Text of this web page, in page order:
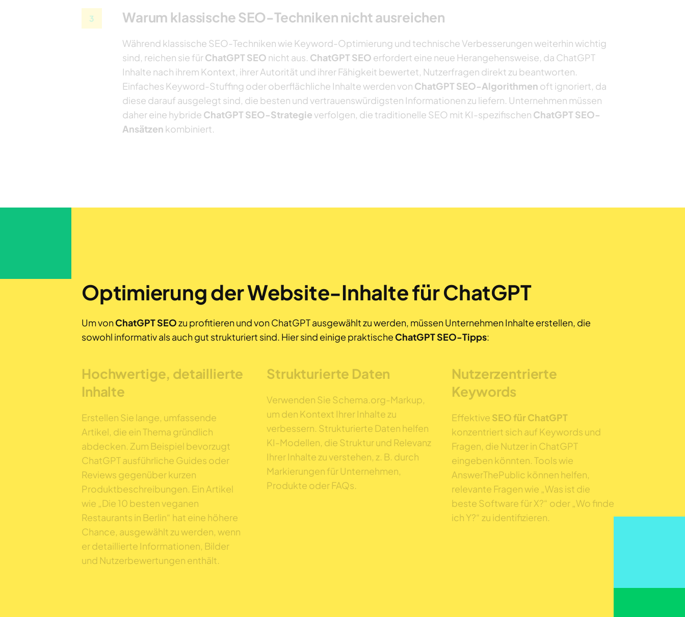
Warum klassische SEO-Techniken nicht ausreichen
Während klassische SEO-Techniken wie Keyword-Optimierung und technische Verbesserungen weiterhin wichtig
sind, reichen sie fürChatGPT SEO nicht aus. ChatGPT SEO erfordert eine neue Herangehensweise, da ChatGPT
Inhalte nach ihrem Kontext, ihrer Autorität und ihrer Fähigkeit bewertet, Nutzerfragen direkt zu beantworten.
Einfaches Keyword-Stuffing oder oberflächliche Inhalte werden von ChatGPT SEO-Algorithmen oft ignoriert, da
diese darauf ausgelegt sind, die besten und vertrauenswürdigsten Informationen zu liefern. Unternehmen müssen
daher eine hybride ChatGPT SEO-Strategie verfolgen, die traditionelle SEO mit KI-spezifischen ChatGPT SEO-
Ansätzen kombiniert.
Optimierung der Website-Inhalte für ChatGPT
Um vonChatGPT SEOzu profitieren und von ChatGPT ausgewählt zu werden, müssen Unternehmen Inhalte erstellen, die
sowohl informativ als auch gut strukturiert sind. Hier sind einige praktische ChatGPT SEO-Tipps:
Hochwertige, detaillierte
Inhalte
Erstellen Sie lange, umfassende
Artikel, die ein Thema gründlich
abdecken. Zum Beispiel bevorzugt
ChatGPT ausführliche Guides oder
Reviews gegenüber kurzen
Produktbeschreibungen. Ein Artikel
wie „Die 10 besten veganen
Restaurants in Berlin“ hat eine höhere
Chance, ausgewählt zu werden, wenn
er detaillierte Informationen, Bilder
und Nutzerbewertungen enthält.
Strukturierte Daten
Verwenden Sie Schema.org-Markup,
um den Kontext Ihrer Inhalte zu
verbessern. Strukturierte Daten helfen
KI-Modellen, die Struktur und Relevanz
Ihrer Inhalte zu verstehen, z. B. durch
Markierungen für Unternehmen,
Produkte oder FAQs.
Nutzerzentrierte
Keywords
Effektive SEO für ChatGPT
konzentriert sich auf Keywords und
Fragen, die Nutzer in ChatGPT
eingeben könnten. Tools wie
AnswerThePublic können helfen,
relevante Fragen wie „Was ist die
beste Software für X?“ oder „Wo finde
ich Y?“ zu identifizieren.